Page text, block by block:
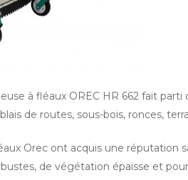
à fléaux OREC HR 662 fait
de routes, sous-bois, ronces,
Orec ont acquis une réputation
de végétation épaisse et